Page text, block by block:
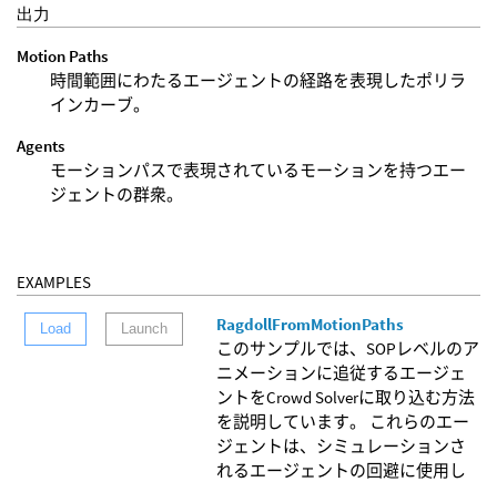
出力
Motion Paths
時間範囲にわたるエージェントの経路を表現したポリラ
インカーブ。
Agents
モーションパスで表現されているモーションを持つエー
ジェントの群衆。
EXAMPLES
Load Launch
RagdollFromMotionPaths
このサンプルでは、SOPレベルのア
ニメーションに追従するエージェ
ントをCrowd Solverに取り込む方法
を説明しています。 これらのエー
ジェントは、シミュレーションさ
れるエージェントの回避に使用し